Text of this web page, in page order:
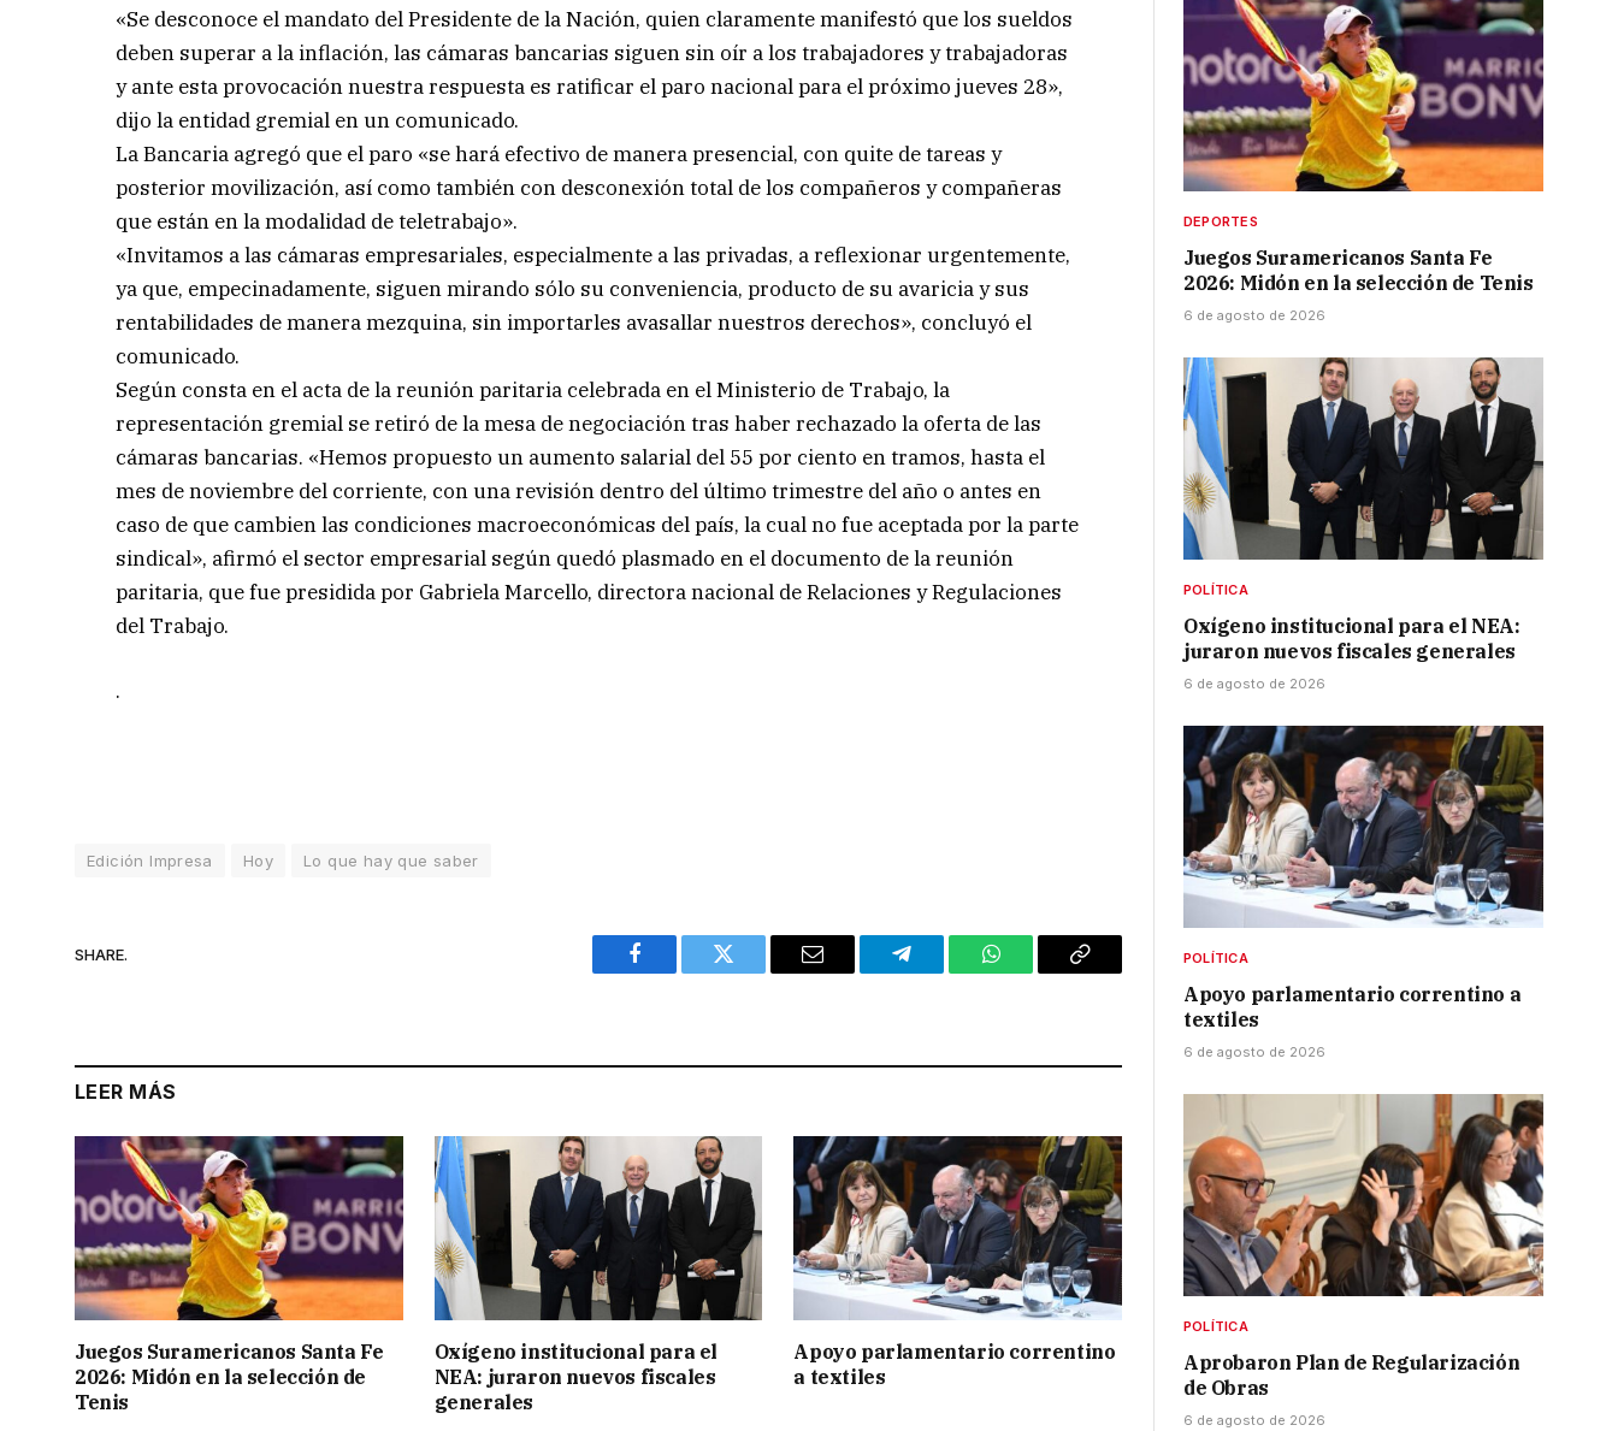
«Se desconoce el mandato del Presidente de la Nación, quien claramente manifestó que los sueldos
deben superar a la inflación, las cámaras bancarias siguen sin oír a los trabajadores y trabajadoras
y ante esta provocación nuestra respuesta es ratificar el paro nacional para el próximo jueves 28»,
dijo la entidad gremial en un comunicado.
La Bancaria agregó que el paro «se hará efectivo de manera presencial, con quite de tareas y
posterior movilización, así como también con desconexión total de los compañeros y compañeras
que están en la modalidad de teletrabajo».
«Invitamos a las cámaras empresariales, especialmente a las privadas, a reflexionar urgentemente,
ya que, empecinadamente, siguen mirando sólo su conveniencia, producto de su avaricia y sus
rentabilidades de manera mezquina, sin importarles avasallar nuestros derechos», concluyó el
comunicado.
Según consta en el acta de la reunión paritaria celebrada en el Ministerio de Trabajo, la
representación gremial se retiró de la mesa de negociación tras haber rechazado la oferta de las
cámaras bancarias. «Hemos propuesto un aumento salarial del 55 por ciento en tramos, hasta el
mes de noviembre del corriente, con una revisión dentro del último trimestre del año o antes en
caso de que cambien las condiciones macroeconómicas del país, la cual no fue aceptada por la parte
sindical», afirmó el sector empresarial según quedó plasmado en el documento de la reunión
paritaria, que fue presidida por Gabriela Marcello, directora nacional de Relaciones y Regulaciones
del Trabajo.
.
Edición Impresa Hoy Lo que hay que saber
SHARE.
Facebook Twitter Email Telegram WhatsAppCopy
LEER MÁS
Juegos Suramericanos Santa Fe
2026: Midón en la selección de
Tenis
Oxígeno institucional para el
NEA: juraron nuevos fiscales
generales
Apoyo parlamentario correntino
a textiles
DEPORTES
Juegos Suramericanos Santa Fe
2026: Midón en la selección de Tenis
6 de agosto de 2026
POLÍTICA
Oxígeno institucional para el NEA:
juraron nuevos fiscales generales
6 de agosto de 2026
POLÍTICA
Apoyo parlamentario correntino a
textiles
6 de agosto de 2026
POLÍTICA
Aprobaron Plan de Regularización
de Obras
6 de agosto de 2026